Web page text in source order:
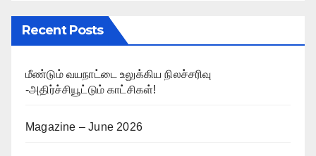
Recent Posts
மீண்டும் வயநாட்டை உலுக்கிய நிலச்சரிவு
-அதிர்ச்சியூட்டும் காட்சிகள்!
Magazine – June 2026